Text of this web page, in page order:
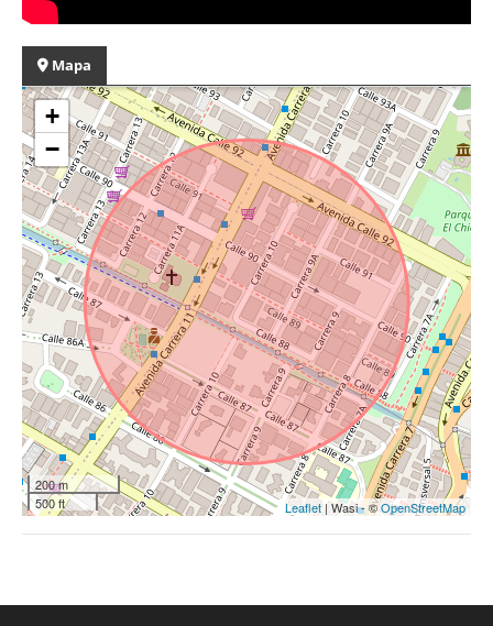
Mapa
+
−
200 m
500 ft
Leaflet | Wasi - ©OpenStreetMap